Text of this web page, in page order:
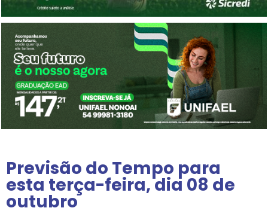
Previsão do Tempo para
esta terça-feira, dia 08 de
outubro